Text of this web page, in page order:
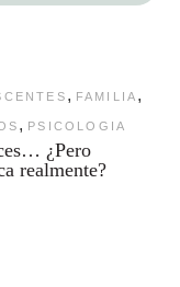
, FAMILIA ,
, PSICOLOGIA
¿Pero
realmente?